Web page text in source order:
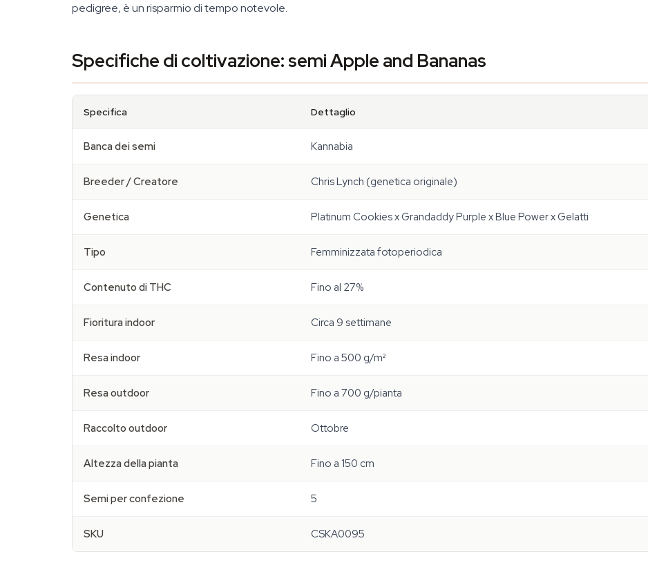
pedigree, è un risparmio di tempo notevole.
Specifiche di coltivazione: semi Apple and Bananas
Specifica Dettaglio
Banca dei semi Kannabia
Breeder / Creatore Chris Lynch (genetica originale)
Genetica Platinum Cookies x Grandaddy Purple x Blue Power x Gelatti
Tipo Femminizzata fotoperiodica
Contenuto di THC Fino al 27%
Fioritura indoor Circa 9 settimane
Resa indoor Fino a 500 g/m²
Resa outdoor Fino a 700 g/pianta
Raccolto outdoor Ottobre
Altezza della pianta Fino a 150 cm
Semi per confezione 5
SKU CSKA0095